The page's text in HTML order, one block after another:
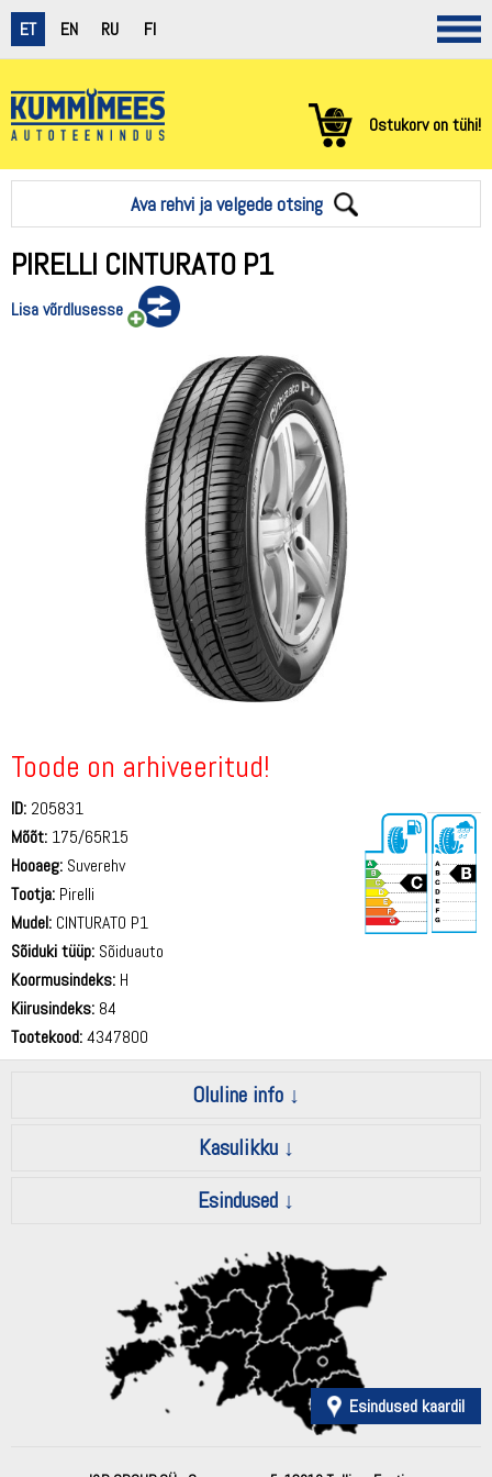
ET EN RU FI
Ostukorv on tühi!
Ava rehvi ja velgede otsing
PIRELLI CINTURATO P1
Lisa võrdlusesse
Toode on arhiveeritud!
ID: 205831
Mõõt: 175/65R15
Hooaeg: Suverehv
Tootja: Pirelli
Mudel: CINTURATO P1
Sõiduki tüüp: Sõiduauto
Koormusindeks: H
Kiirusindeks: 84
Tootekood:4347800
Oluline info
Kasulikku
Esindused
Esindused kaardil